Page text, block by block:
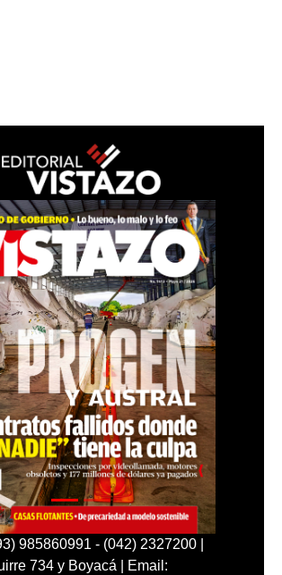
985860991 - (042) 2327200 |
734 y Boyacá | Email: